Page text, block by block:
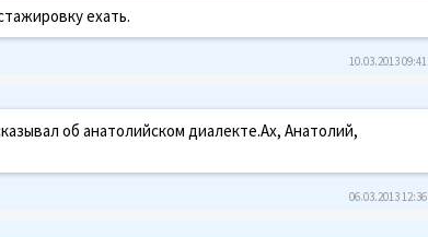
ехать.
10.03.2013 09:41
об анатолийском диалекте.Ах, Анатолий,
06.03.2013 12:36